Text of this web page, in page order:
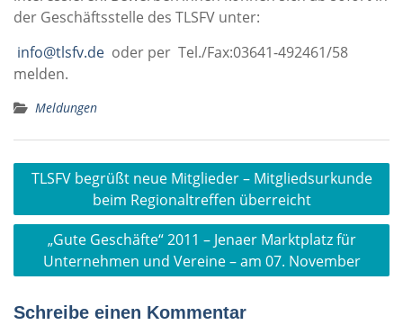
der Geschäftsstelle des TLSFV unter:
info@tlsfv.de oder per Tel./Fax:03641-492461/58
melden.
Meldungen
Beitragsnavigation
TLSFV begrüßt neue Mitglieder – Mitgliedsurkunde
beim Regionaltreffen überreicht
„Gute Geschäfte“ 2011 – Jenaer Marktplatz für
Unternehmen und Vereine – am 07. November
Schreibe einen Kommentar